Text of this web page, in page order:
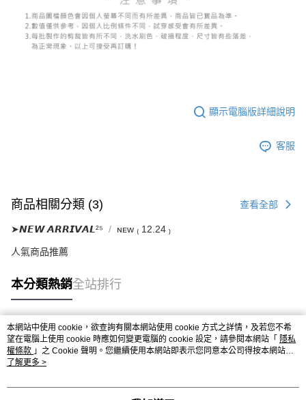
顯示電腦版詳細說明
客服
商品相關分類 (3) 查看全部
➤𝙉𝙀𝙒 𝘼𝙍𝙍𝙄𝙑𝘼𝙇²⁵ ɴᴇᴡ ₍ 12.24 ₎
人氣商品推薦
本分類熱銷全站排行
熱門標籤
本網站中使用 cookie，欲查詢有關本網站使用 cookie 方式之詳情，及若您不希
望在電腦上使用 cookie 時應如何變更電腦的 cookie 設定，請參閱本網站「 隱私
權條款 」之 Cookie 聲明。您繼續使用本網站即表示您同意本公司得按本網站使
用條款之 Cookie 聲明使用 cookie。
了解更多 >